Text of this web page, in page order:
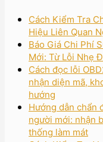
Cách Kiểm Tra
Hiệu Liên Quan
Báo Giá Chi Phí
Mới: Từ Lỗi Nhẹ
Cách đọc lỗi
nhận diện mã,
hướng
Hướng dẫn chẩn
người mới: nhận
thống làm mát